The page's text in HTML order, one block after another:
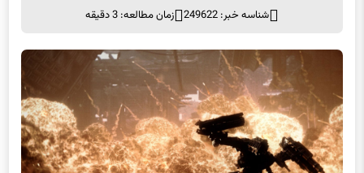
شناسه خبر: 249622
زمان مطالعه: 3 دقیقه